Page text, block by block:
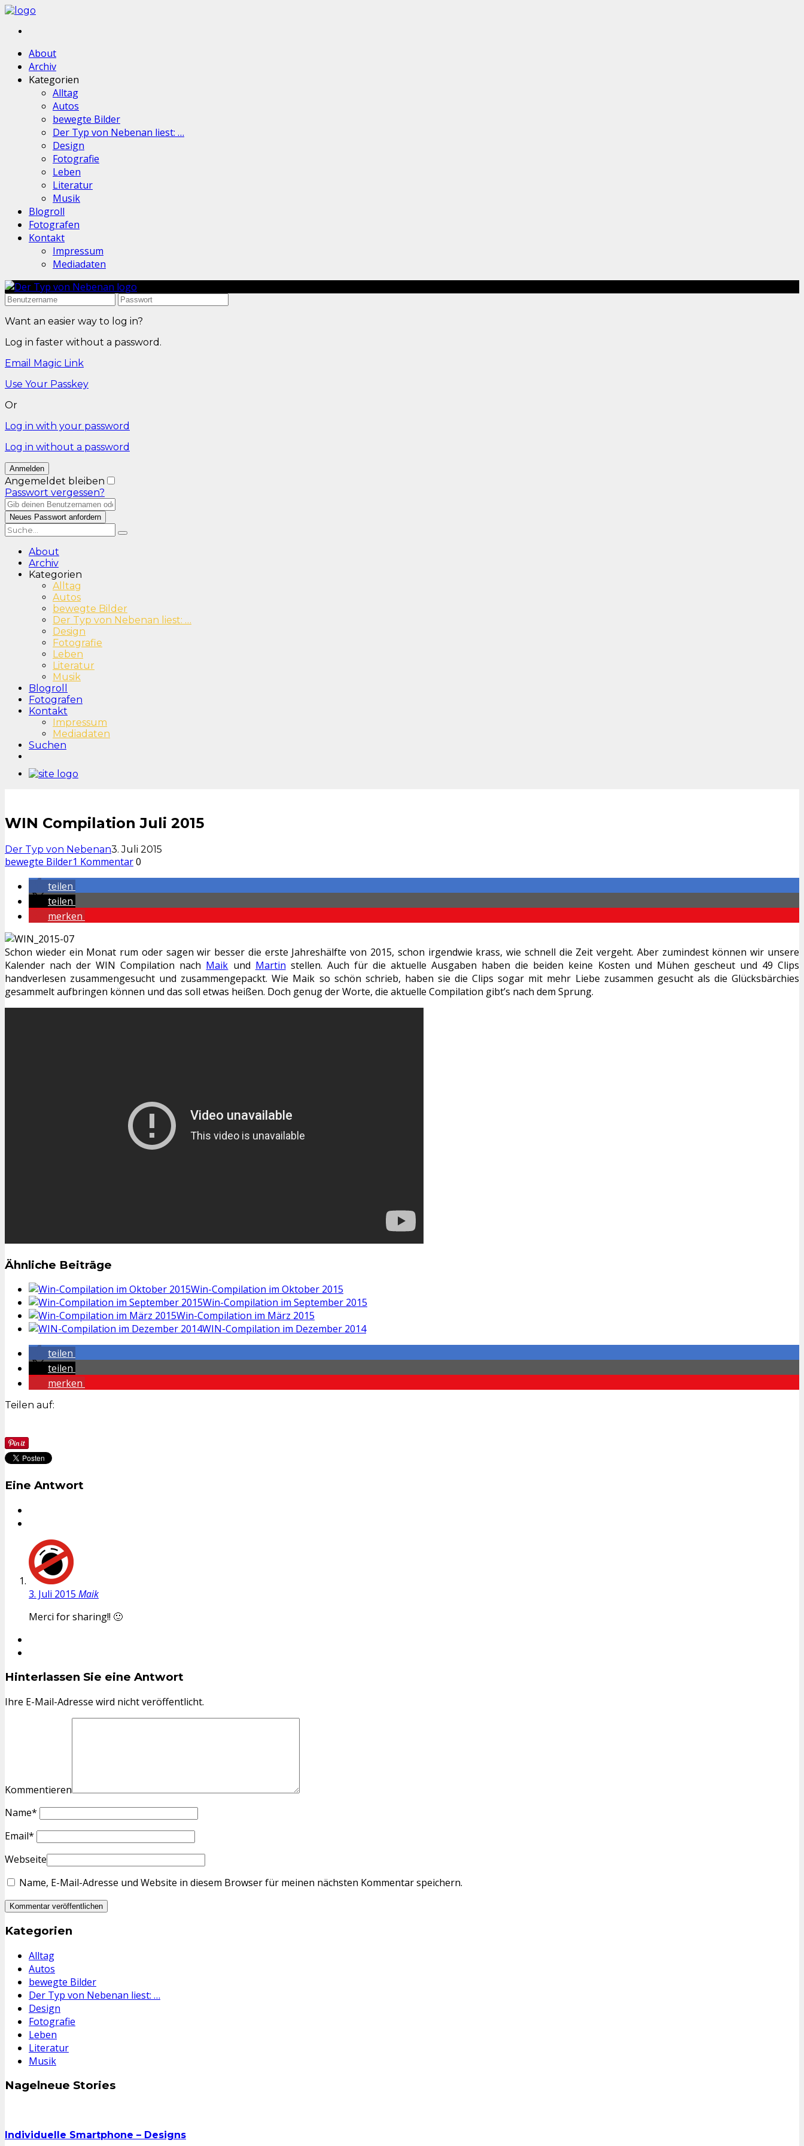
About
Archiv
Kategorien
Alltag
Autos
bewegte Bilder
Der Typ von Nebenan liest: …
Design
Fotografie
Leben
Literatur
Musik
Blogroll
Fotografen
Kontakt
Impressum
Mediadaten
Want an easier way to log in?
Log in faster without a password.
Email Magic Link
Use Your Passkey
Or
Log in with your password
Log in without a password
Angemeldet bleiben
Passwort vergessen?
About
Archiv
Kategorien
Alltag
Autos
bewegte Bilder
Der Typ von Nebenan liest: …
Design
Fotografie
Leben
Literatur
Musik
Blogroll
Fotografen
Kontakt
Impressum
Mediadaten
Suchen
WIN Compilation Juli 2015
Der Typ von Nebenan3. Juli 2015
bewegte Bilder1 Kommentar0
teilen
teilen
merken
Schon wieder ein Monat rum oder sagen wir besser die erste Jahreshälfte von 2015, schon irgendwie krass, wie schnell die Zeit vergeht. Aber zumindest können wir unsere
Kalender nach der WIN Compilation nach Maik und Martin stellen. Auch für die aktuelle Ausgaben haben die beiden keine Kosten und Mühen gescheut und 49 Clips
handverlesen zusammengesucht und zusammengepackt. Wie Maik so schön schrieb, haben sie die Clips sogar mit mehr Liebe zusammen gesucht als die Glücksbärchies
gesammelt aufbringen können und das soll etwas heißen. Doch genug der Worte, die aktuelle Compilation gibt’s nach dem Sprung.
Ähnliche Beiträge
Win-Compilation im Oktober 2015
Win-Compilation im September 2015
Win-Compilation im März 2015
WIN-Compilation im Dezember 2014
teilen
teilen
merken
Teilen auf:
Eine Antwort
3. Juli 2015 Maik
Merci for sharing!! 🙂
Hinterlassen Sie eine Antwort
Ihre E-Mail-Adresse wird nicht veröffentlicht.
Kommentieren
Name*
Email*
Webseite
Name, E-Mail-Adresse und Website in diesem Browser für meinen nächsten Kommentar speichern.
Kategorien
Alltag
Autos
bewegte Bilder
Der Typ von Nebenan liest: …
Design
Fotografie
Leben
Literatur
Musik
Nagelneue Stories
Individuelle Smartphone – Designs